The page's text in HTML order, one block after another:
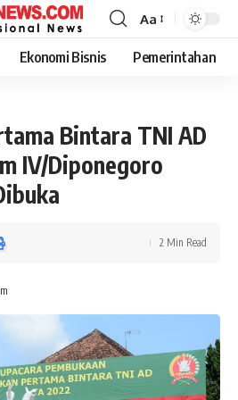
Aa
Ekonomi Bisnis Pemerintahan
Bintara TNI AD
IV/Diponegoro
2 Min Read